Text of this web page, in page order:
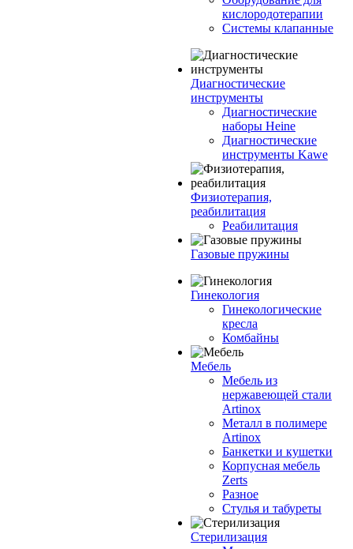
кислородотерапии
Системы клапанные
Диагностические
инструменты
Диагностические
наборы Heine
Диагностические
инструменты Kawe
Физиотерапия,
реабилитация
Реабилитация
Газовые пружины
Гинекология
Гинекологические
кресла
Комбайны
Мебель
Мебель из
нержавеющей стали
Artinox
Металл в полимере
Artinox
Банкетки и кушетки
Корпусная мебель
Zerts
Разное
Стулья и табуреты
Стерилизация